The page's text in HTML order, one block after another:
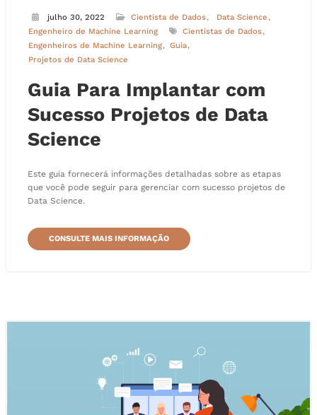
julho 30, 2022 Cientista de Dados
Data Science
Engenheiro de Machine Learning
Cientistas de Dados
Engenheiros de Machine Learning
Guia
Projetos de Data Science
Guia Para Implantar com
Sucesso Projetos de Data
Science
Este guia fornecerá informações detalhadas sobre as etapas
que você pode seguir para gerenciar com sucesso projetos de
Data Science.
CONSULTE MAIS INFORMAÇÃO